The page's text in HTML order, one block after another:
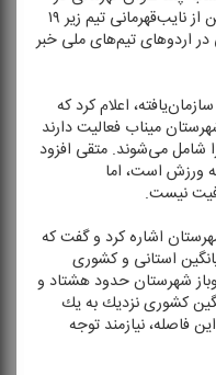
سطح كشور را در كارنامه دارد. او همچنین از نایب‌قهرمانی تیم زیر ۱۹
اردوهای تیم‌های ملی خبر
اعلام كرد كه
در شهرستان میناب فعالیت دارند
می‌شوند. متقی افزود
ورزش است، اما
نیست.
اشاره كرد و گفت كه
استانی و كشوری
شهرستان حدود هشتاد و
كشوری نزدیك به یك
فاصله، نیازمند توجه